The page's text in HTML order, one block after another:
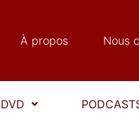
À propos Nous